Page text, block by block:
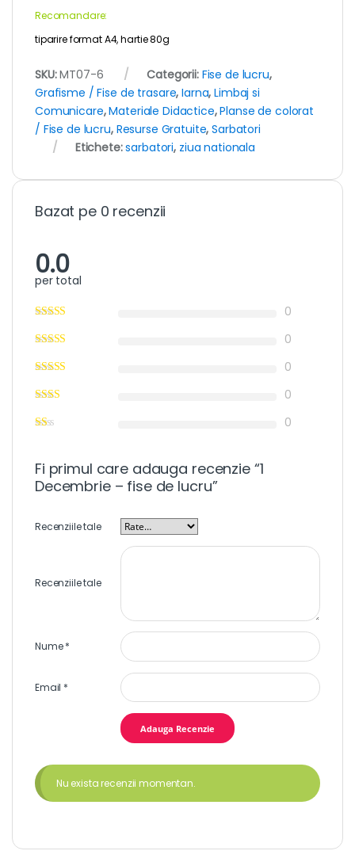
Recomandare:
tiparire format A4, hartie 80g
SKU:MT07-6 Categorii: Fise de lucru,
Grafisme / Fise de trasare,Iarna,Limbaj si
Comunicare,Materiale Didactice,Planse de colorat
/ Fise de lucru, Resurse Gratuite,Sarbatori
Etichete:sarbatori, ziua nationala
Bazat pe 0 recenzii
0.0
per total
0
0
0
0
0
Fi primul care adauga recenzie “1
Decembrie – fise de lucru”
Recenziile tale
Recenziile tale
Nume*
Email *
Nu exista recenzii momentan.